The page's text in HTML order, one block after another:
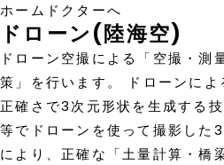
ホームドクターへ
ドローン(陸海空)
ドローン空撮による「空撮・測
策」を行います。 ドローンに
正確さで3次元形状を生成する
等でドローンを使って撮影した
により、正確な「土量計算・橋